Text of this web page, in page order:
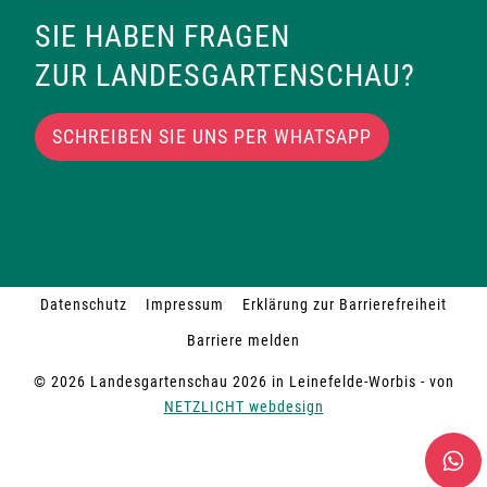
SIE HABEN FRAGEN
ZUR LANDESGARTENSCHAU?
SCHREIBEN SIE UNS PER WHATSAPP
© 2026 Landesgartenschau 2026 in Leinefelde-Worbis - von
NETZLICHT webdesign
Datenschutz Impressum
Erklärung zur Barrierefreiheit
Barriere melden